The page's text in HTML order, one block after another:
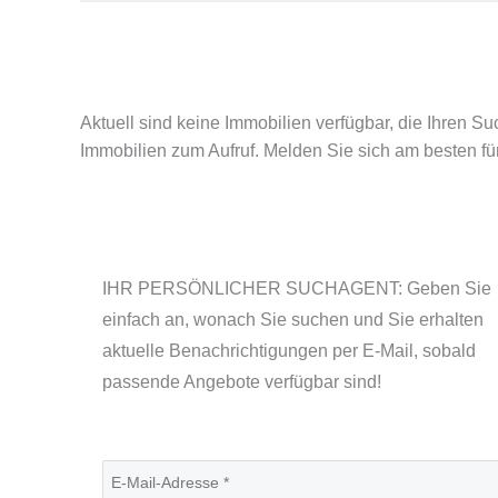
Aktuell sind keine Immobilien verfügbar, die Ihren
Immobilien zum Aufruf. Melden Sie sich am besten
IHR PERSÖNLICHER SUCHAGENT: Geben Sie
einfach an, wonach Sie suchen und Sie erhalten
aktuelle Benachrichtigungen per E-Mail, sobald
passende Angebote verfügbar sind!